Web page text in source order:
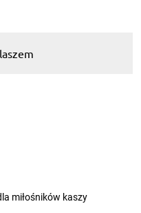
miłośników kaszy